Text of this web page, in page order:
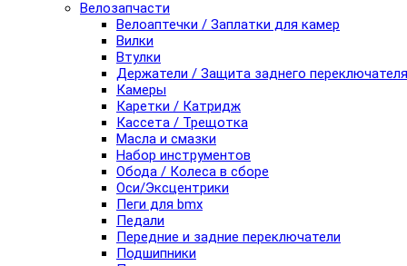
Велозапчасти
Велоаптечки / Заплатки для камер
Вилки
Втулки
Держатели / Защита заднего переключателя
Камеры
Каретки / Катридж
Кассета / Трещотка
Масла и смазки
Набор инструментов
Обода / Колеса в сборе
Оси/Эксцентрики
Пеги для bmx
Педали
Передние и задние переключатели
Подшипники